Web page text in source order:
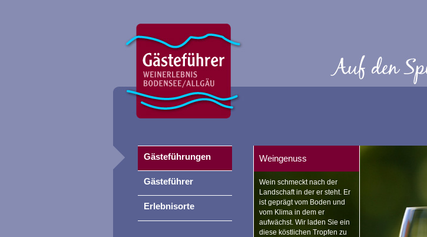
Weingenuss
Wein schmeckt nach der
Landschaft in der er steht. Er
ist geprägt vom Boden und
vom Klima in dem er
aufwächst. Wir laden Sie ein
diese köstlichen Tropfen zu
Gästeführungen
Gästeführer
Erlebnisorte